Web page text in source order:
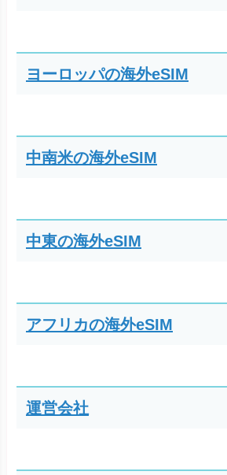
ヨーロッパの海外eSIM
中南米の海外eSIM
中東の海外eSIM
アフリカの海外eSIM
運営会社